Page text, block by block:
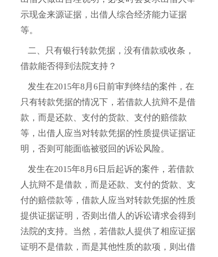
示现金来源证据，出借人综合经济能力证据
等。
二、只有银行转款凭据，没有借款或收条，
借款能否得到法院支持？
发生在2015年8月6日前审判终结的案件，在
只有转款凭据的情况下，若借款人抗辩不是借
款，而是还款、支付的货款、支付的赔偿款
等，出借人应当对转款凭据的性质提供证据证
明，否则可能面临被驳回的诉讼风险。
发生在2015年8月6日后起诉的案件，若借款
人抗辩不是借款，而是还款、支付的货款、支
付的赔偿款等，借款人应当对转款凭据的性质
提供证据证明，否则出借人的诉讼请求会得到
法院的支持。当然，若借款人提供了相应证据
证明不是借款，而是其他性质的款项，则出借